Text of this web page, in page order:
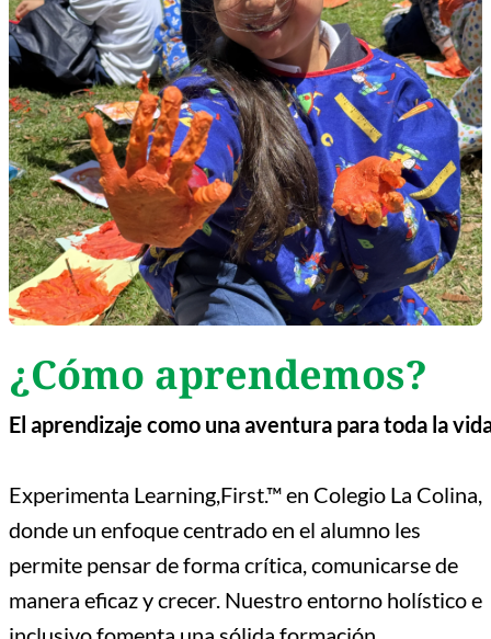
¿Cómo aprendemos?
El aprendizaje como unaaventura paratoda la
Experimenta Learning,First.™ en Colegio La Colina,
donde un enfoque centrado en el alumno les
permite pensar de forma crítica, comunicarse de
manera eficaz y crecer. Nuestro entorno holístico e